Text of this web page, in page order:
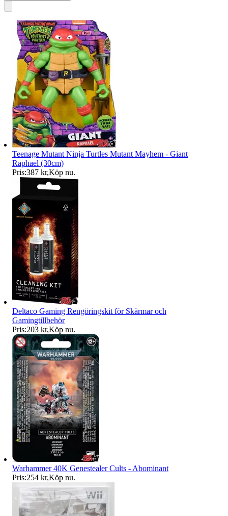
Teenage Mutant Ninja Turtles Mutant Mayhem - Giant
Raphael (30cm)
Pris:387 kr,Köp nu.
Deltaco Gaming Rengöringskit för Skärmar och
Gamingtillbehör
Pris:203 kr,Köp nu.
Warhammer 40K Genestealer Cults - Abominant
Pris:254 kr,Köp nu.